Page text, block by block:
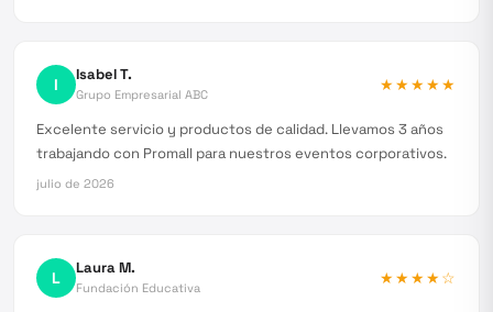
I Isabel T.
Grupo Empresarial ABC
★★★★★
Excelente servicio y productos de calidad. Llevamos 3 años
trabajando con Promall para nuestros eventos corporativos.
julio de 2026
L Laura M.
Fundación Educativa
★★★★☆